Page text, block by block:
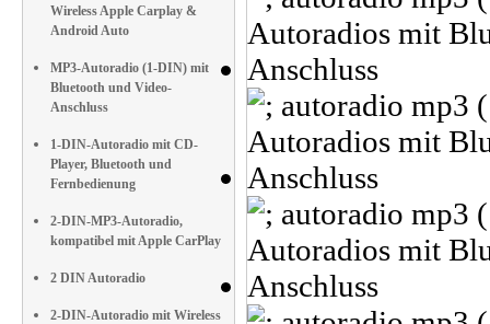
Wireless Apple Carplay &
Android Auto
MP3-Autoradio (1-DIN) mit
Bluetooth und Video-
Anschluss
1-DIN-Autoradio mit CD-
Player, Bluetooth und
Fernbedienung
2-DIN-MP3-Autoradio,
kompatibel mit Apple CarPlay
2 DIN Autoradio
2-DIN-Autoradio mit Wireless